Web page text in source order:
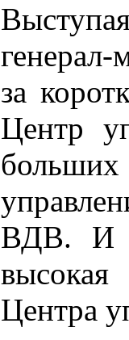
за
Центр
ВДВ. И
высокая
Центра